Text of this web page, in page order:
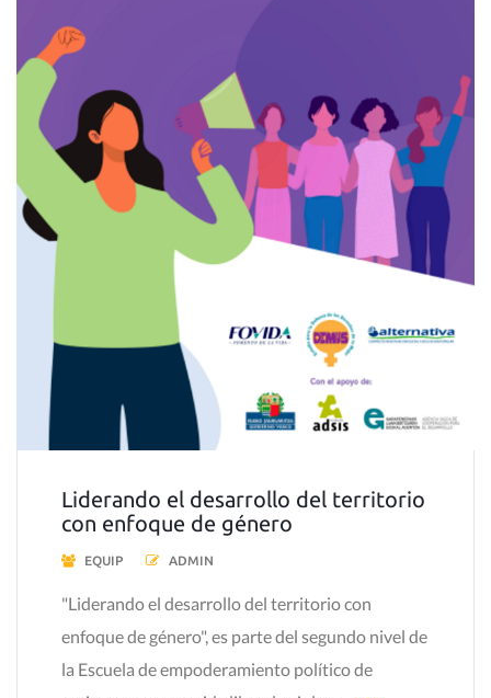
Liderando el desarrollo del territorio
con enfoque de género
EQUIP ADMIN
"Liderando el desarrollo del territorio con
enfoque de género", es parte del segundo nivel de
la Escuela de empoderamiento político de